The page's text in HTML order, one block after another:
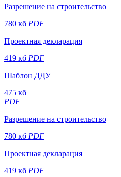
Разрешение на строительство
780 кб PDF
Проектная декларация
419 кб PDF
Шаблон ДДУ
475 кб
PDF
Разрешение на строительство
780 кб PDF
Проектная декларация
419 кб PDF